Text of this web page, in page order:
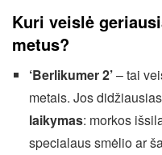
Kuri veislė
metus?
‘Berlikumer 2’– tai
metais. Jos
laikymas: morkos
specialaus smėlio ar